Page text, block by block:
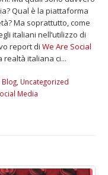
Qual è la piattaforma
Ma soprattutto, come
italiani nell’utilizzo di
report di We Are Social
realtà italiana ci...
Blog Uncategorized
Media